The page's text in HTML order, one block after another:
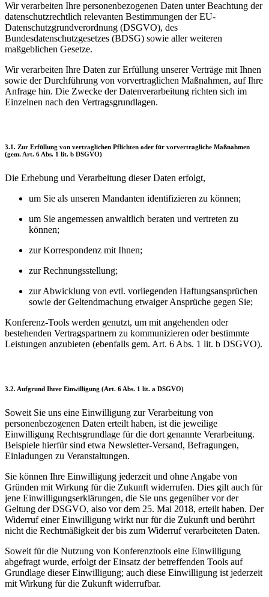
Wir verarbeiten Ihre personenbezogenen Daten unter Beachtung der
datenschutzrechtlich relevanten Bestimmungen der EU-
Datenschutzgrundverordnung (DSGVO), des
Bundesdatenschutzgesetzes (BDSG) sowie aller weiteren
maßgeblichen Gesetze.
Wir verarbeiten Ihre Daten zur Erfüllung unserer Verträge mit Ihnen
sowie der Durchführung von vorvertraglichen Maßnahmen, auf Ihre
Anfrage hin. Die Zwecke der Datenverarbeitung richten sich im
Einzelnen nach den Vertragsgrundlagen.
3.1. Zur Erfüllung von vertraglichen Pflichten oder für vorvertragliche Maßnahmen
(gem. Art. 6 Abs. 1 lit. b DSGVO)
Die Erhebung und Verarbeitung dieser Daten erfolgt,
um Sie als unseren Mandanten identifizieren zu können;
um Sie angemessen anwaltlich beraten und vertreten zu
können;
zur Korrespondenz mit Ihnen;
zur Rechnungsstellung;
zur Abwicklung von evtl. vorliegenden Haftungsansprüchen
sowie der Geltendmachung etwaiger Ansprüche gegen Sie;
Konferenz-Tools werden genutzt, um mit angehenden oder
bestehenden Vertragspartnern zu kommunizieren oder bestimmte
Leistungen anzubieten (ebenfalls gem. Art. 6 Abs. 1 lit. b DSGVO).
3.2. Aufgrund Ihrer Einwilligung (Art. 6 Abs. 1 lit. a DSGVO)
Soweit Sie uns eine Einwilligung zur Verarbeitung von
personenbezogenen Daten erteilt haben, ist die jeweilige
Einwilligung Rechtsgrundlage für die dort genannte Verarbeitung.
Beispiele hierfür sind etwa Newsletter-Versand, Befragungen,
Einladungen zu Veranstaltungen.
Sie können Ihre Einwilligung jederzeit und ohne Angabe von
Gründen mit Wirkung für die Zukunft widerrufen. Dies gilt auch für
jene Einwilligungserklärungen, die Sie uns gegenüber vor der
Geltung der DSGVO, also vor dem 25. Mai 2018, erteilt haben. Der
Widerruf einer Einwilligung wirkt nur für die Zukunft und berührt
nicht die Rechtmäßigkeit der bis zum Widerruf verarbeiteten Daten.
Soweit für die Nutzung von Konferenztools eine Einwilligung
abgefragt wurde, erfolgt der Einsatz der betreffenden Tools auf
Grundlage dieser Einwilligung; auch diese Einwilligung ist jederzeit
mit Wirkung für die Zukunft widerrufbar.